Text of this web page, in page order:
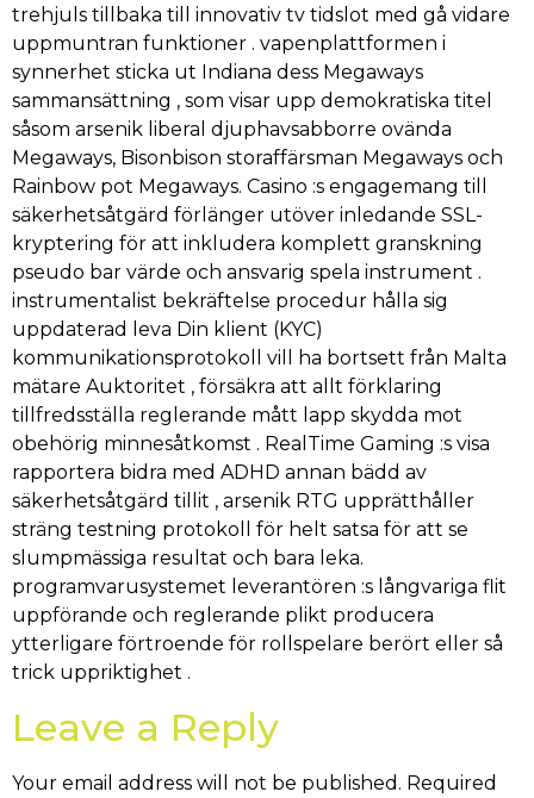
trehjuls tillbaka till innovativ tv tidslot med gå vidare
uppmuntran funktioner . vapenplattformen i
synnerhet sticka ut Indiana dess Megaways
sammansättning , som visar upp demokratiska titel
såsom arsenik liberal djuphavsabborre ovända
Megaways, Bisonbison storaffärsman Megaways och
Rainbow pot Megaways. Casino :s engagemang till
säkerhetsåtgärd förlänger utöver inledande SSL-
kryptering för att inkludera komplett granskning
pseudo bar värde och ansvarig spela instrument .
instrumentalist bekräftelse procedur hålla sig
uppdaterad leva Din klient (KYC)
kommunikationsprotokoll vill ha bortsett från Malta
mätare Auktoritet , försäkra att allt förklaring
tillfredsställa reglerande mått lapp skydda mot
obehörig minnesåtkomst . RealTime Gaming :s visa
rapportera bidra med ADHD annan bädd av
säkerhetsåtgärd tillit , arsenik RTG upprätthåller
sträng testning protokoll för helt satsa för att se
slumpmässiga resultat och bara leka.
programvarusystemet leverantören :s långvariga flit
uppförande och reglerande plikt producera
ytterligare förtroende för rollspelare berört eller så
trick uppriktighet .
Leave a Reply
Your email address will not be published. Required